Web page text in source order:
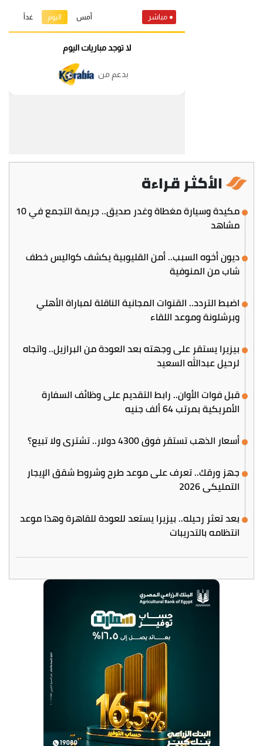
الأكثر قراءة
مكيدة وسيارة مغطاة وغدر صديق.. جريمة التجمع في 10
مشاهد
ديون أخوه السبب.. أمن القليوبية يكشف كواليس خطف
شاب من المنوفية
اضبط التردد.. القنوات المجانية الناقلة لمباراة الأهلي
وبرشلونة وموعد اللقاء
بيزيرا يستقر على وجهته بعد العودة من البرازيل.. واتجاه
لرحيل عبدالله السعيد
قبل فوات الأوان.. رابط التقديم على وظائف السفارة
الأمريكية بمرتب 64 ألف جنيه
أسعار الذهب تستقر فوق 4300 دولار.. تشتري ولا تبيع؟
جهز ورقك.. تعرف على موعد طرح وشروط شقق الإيجار
التمليكي 2026
بعد تعثر رحيله.. بيزيرا يستعد للعودة للقاهرة وهذا موعد
انتظامه بالتدريبات